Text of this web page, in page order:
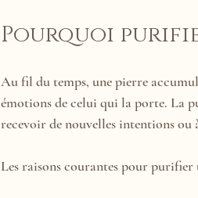
Pourquoi
Au fil du temps, une pierre
émotions de celui qui la porte. La
recevoir de nouvelles intentions ou
Les raisons courantes pour purifier